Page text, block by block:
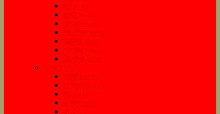
জুন ২০২১
জুলাই ২০২১
আগস্ট ২০২১
সেপ্টেম্বর ২০২১
অক্টোবর ২০২১
নভেম্বর ২০২১
ডিসেম্বর ২০২১
সংরক্ষণ ২০২২
জানুয়ারি ২০২২
ফেব্রুয়ারি ২০২২
মার্চ ২০২২
এপ্রিল ২০২২
মে ২০২২